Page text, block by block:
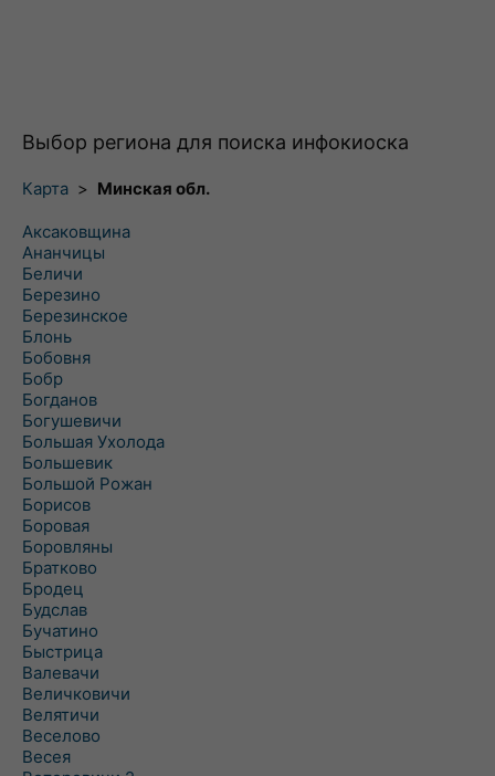
Выбор региона для поиска инфокиоска
Карта > Минская обл.
Аксаковщина
Ананчицы
Беличи
Березино
Березинское
Блонь
Бобовня
Бобр
Богданов
Богушевичи
Большая Ухолода
Большевик
Большой Рожан
Борисов
Боровая
Боровляны
Братково
Бродец
Будслав
Бучатино
Быстрица
Валевачи
Величковичи
Велятичи
Веселово
Весея